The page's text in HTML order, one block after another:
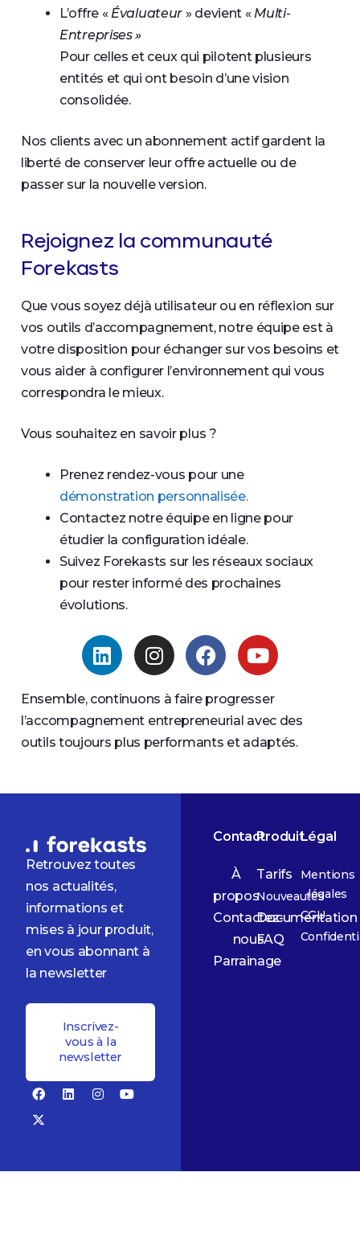
L’offre « Évaluateur » devient « Multi-
Entreprises »
Pour celles et ceux qui pilotent plusieurs
entités et qui ont besoin d’une vision
consolidée.
Nos clients avec un abonnement actif gardent la
liberté de conserver leur offre actuelle ou de
passer sur la nouvelle version.
Rejoignez la communauté
Forekasts
Que vous soyez déjà utilisateur ou en réflexion sur
vos outils d’accompagnement, notre équipe est à
votre disposition pour échanger sur vos besoins et
vous aider à configurer l’environnement qui vous
correspondra le mieux.
Vous souhaitez en savoir plus ?
Prenez rendez-vous pour une
démonstration personnalisée.
Contactez notre équipe en ligne pour
étudier la configuration idéale.
Suivez Forekasts sur les réseaux sociaux
pour rester informé des prochaines
évolutions.
Ensemble, continuons à faire progresser
l’accompagnement entrepreneurial avec des
outils toujours plus performants et adaptés.
Retrouvez toutes
nos actualités,
informations et
mises à jour produit,
en vous abonnant à
la newsletter
Inscrivez-
vous à la
newsletter
Contact
À
propos
Contactez-
nous
Parrainage
Produit
Tarifs
Nouveautés
Documentation
FAQ
Légal
Mentions
légales
CGU